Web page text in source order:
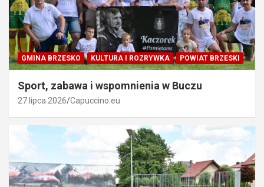
GMINA BRZESKO KULTURA I ROZRYWKA POWIAT BRZESKI
Sport, zabawa i wspomnienia w Buczu
27 lipca 2026 Capuccino.eu